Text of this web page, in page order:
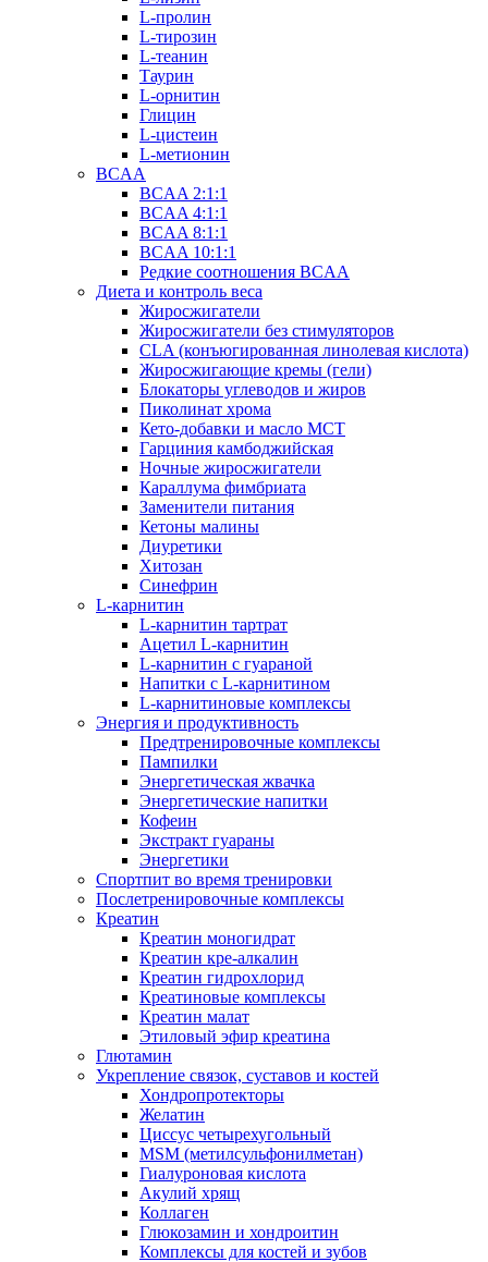
L-пролин
L-тирозин
L-теанин
Таурин
L-орнитин
Глицин
L-цистеин
L-метионин
BCAA
BCAA 2:1:1
BCAA 4:1:1
BCAA 8:1:1
BCAA 10:1:1
Редкие соотношения BCAA
Диета и контроль веса
Жиросжигатели
Жиросжигатели без стимуляторов
CLA (конъюгированная линолевая кислота)
Жиросжигающие кремы (гели)
Блокаторы углеводов и жиров
Пиколинат хрома
Кето-добавки и масло МСТ
Гарциния камбоджийская
Ночные жиросжигатели
Караллума фимбриата
Заменители питания
Кетоны малины
Диуретики
Хитозан
Синефрин
L-карнитин
L-карнитин тартрат
Ацетил L-карнитин
L-карнитин с гуараной
Напитки c L-карнитином
L-карнитиновые комплексы
Энергия и продуктивность
Предтренировочные комплексы
Пампилки
Энергетическая жвачка
Энергетические напитки
Кофеин
Экстракт гуараны
Энергетики
Спортпит во время тренировки
Послетренировочные комплексы
Креатин
Креатин моногидрат
Креатин кре-алкалин
Креатин гидрохлорид
Креатиновые комплексы
Креатин малат
Этиловый эфир креатина
Глютамин
Укрепление связок, суставов и костей
Хондропротекторы
Желатин
Циссус четырехугольный
MSM (метилсульфонилметан)
Гиалуроновая кислота
Акулий хрящ
Коллаген
Глюкозамин и хондроитин
Комплексы для костей и зубов